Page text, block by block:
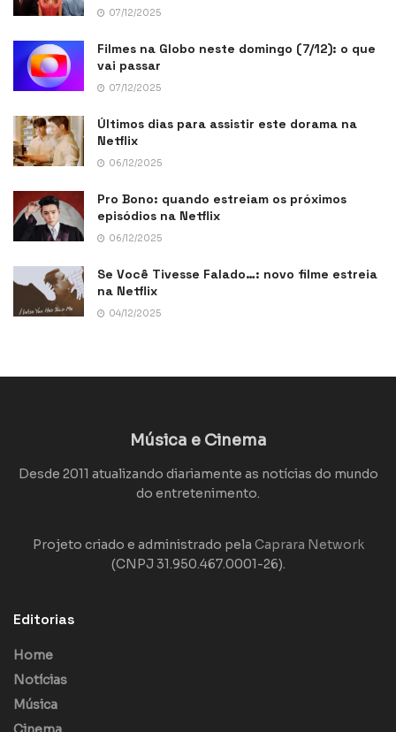
07/12/2025
Filmes na Globo neste domingo (7/12): o que
vai passar
07/12/2025
Últimos dias para assistir este dorama na
Netflix
06/12/2025
Pro Bono: quando estreiam os próximos
episódios na Netflix
06/12/2025
Se Você Tivesse Falado…: novo filme estreia
na Netflix
04/12/2025
Música e Cinema
Desde 2011 atualizando diariamente as notícias do mundo
do entretenimento.
Projeto criado e administrado pela Caprara Network
(CNPJ 31.950.467.0001-26).
Editorias
Home
Notícias
Música